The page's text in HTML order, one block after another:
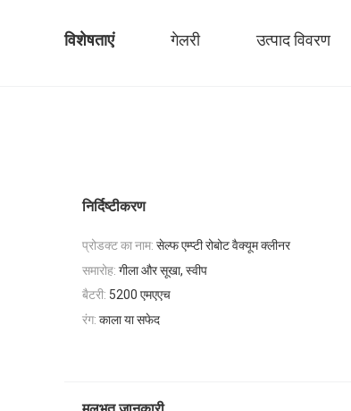
विशेषताएं गेलरी उत्पाद विवरण
निर्दिष्टीकरण
प्रोडक्ट का नाम: सेल्फ एम्प्टी रोबोट वैक्यूम क्लीनर
समारोह: गीला और सूखा, स्वीप
बैटरी: 5200 एमएएच
रंग: काला या सफेद